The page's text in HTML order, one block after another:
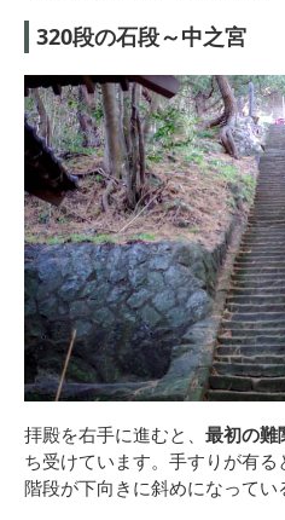
320段の石段～中之宮
拝殿を右手に進むと、 最初の難
ち受けています。手すりが有
階段が下向きに斜めになってい